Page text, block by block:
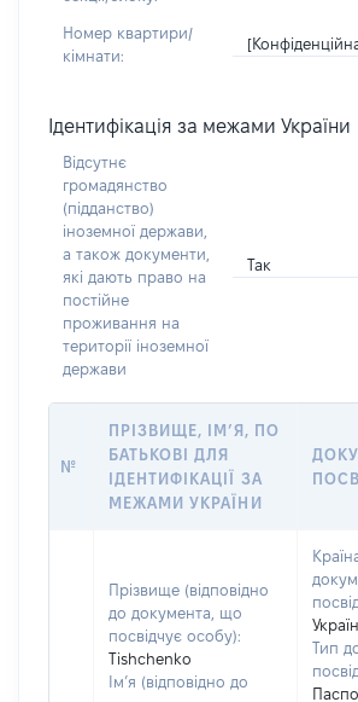
Номер квартири/
кімнати:
Ідентифікація за межами України
Відсутнє
громадянство
(підданство)
іноземної держави,
а також документи,
які дають право на
постійне
проживання на
території іноземної
держави
Так
№
ПРІЗВИЩЕ, ІМ’Я, ПО
БАТЬКОВІ ДЛЯ
ІДЕНТИФІКАЦІЇ ЗА
МЕЖАМИ УКРАЇНИ
Прізвище (відповідно
до документа, що
посвідчує особу):
Tishchenko
Ім’я (відповідно до
Тип